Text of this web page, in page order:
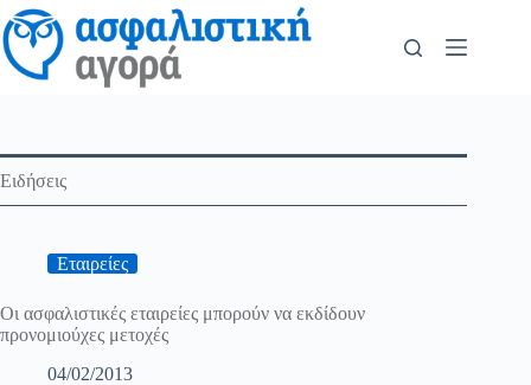
Ειδήσεις
Εταιρείες
Οι ασφαλιστικές εταιρείες μπορούν να εκδίδουν
προνομιούχες μετοχές
04/02/2013